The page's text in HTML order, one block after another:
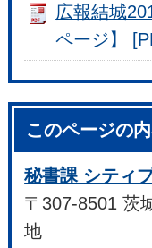
広報結城
ページ】
このページの
秘書課 シティ
〒307-8501 茨
地